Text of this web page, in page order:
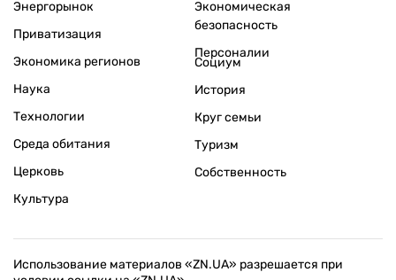
Энергорынок
Приватизация
Экономика регионов
Экономическая
безопасность
Персоналии
Наука
Технологии
Среда обитания
Церковь
Культура
Социум
История
Круг семьи
Туризм
Собственность
Использование материалов «ZN.UA» разрешается при